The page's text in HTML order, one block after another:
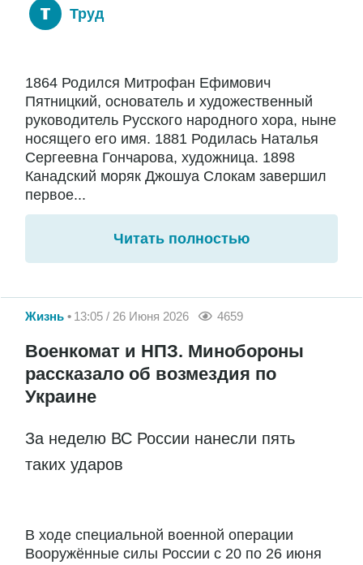
Труд
1864 Родился Митрофан Ефимович
Пятницкий, основатель и художественный
руководитель Русского народного хора, ныне
носящего его имя. 1881 Родилась Наталья
Сергеевна Гончарова, художница. 1898
Канадский моряк Джошуа Слокам завершил
первое...
Читать полностью
Жизнь 13:05 / 26 Июня 2026 4659
Военкомат и НПЗ. Минобороны
рассказало об возмездия по
Украине
За неделю ВС России нанесли пять
таких ударов
В ходе специальной военной операции
Вооружённые силы России с 20 по 26 июня